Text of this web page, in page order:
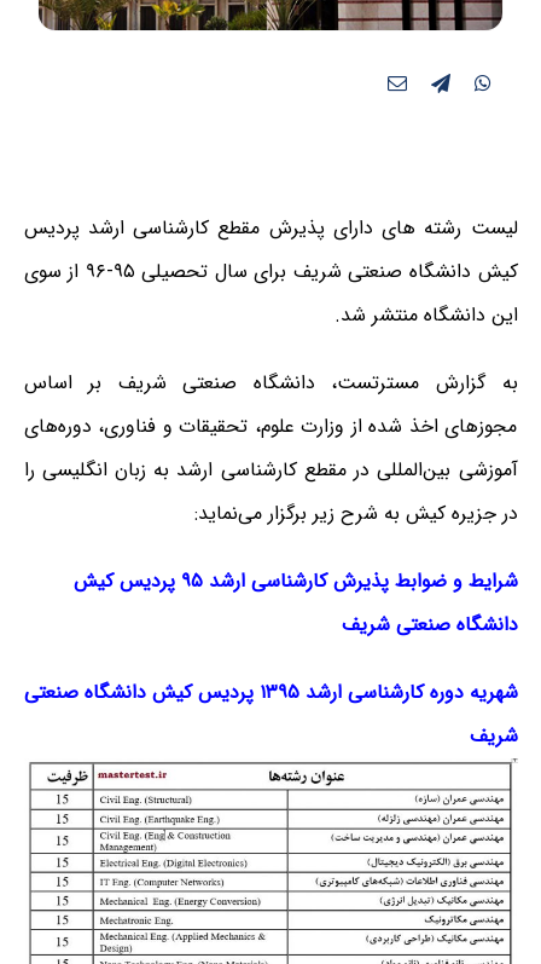
لیست رشته های دارای پذیرش مقطع کارشناسی ارشد پردیس
کیش دانشگاه صنعتی شریف برای سال تحصیلی ۹۵-۹۶ از سوی
این دانشگاه منتشر شد.
به گزارش مسترتست، دانشگاه صنعتی شریف بر اساس
مجوزهای اخذ شده از وزارت علوم، تحقیقات و فناوری، دوره‌های
آموزشی بین‌المللی در مقطع کارشناسی ارشد به زبان انگلیسی را
در جزیره کیش به شرح زیر برگزار مینماید:
شرایط و ضوابط پذیرش کارشناسی ارشد ۹۵ پردیس کیش
دانشگاه صنعتی شریف
شهریه دوره کارشناسی ارشد ۱۳۹۵ پردیس کیش دانشگاه صنعتی
شریف